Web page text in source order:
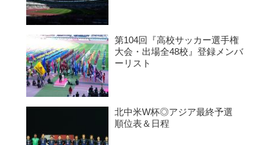
第104回『高校サッカー選手権
大会・出場全48校』登録メンバ
ーリスト
北中米W杯◎アジア最終予選
順位表＆日程